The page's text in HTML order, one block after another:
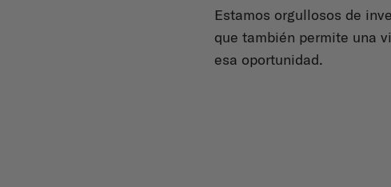
Estamos orgullosos de
que también permite una
esa oportunidad.